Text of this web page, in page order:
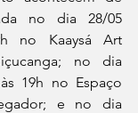
no dia 28/05
no Kaaysá Art
no dia
19h no Espaço
e no dia